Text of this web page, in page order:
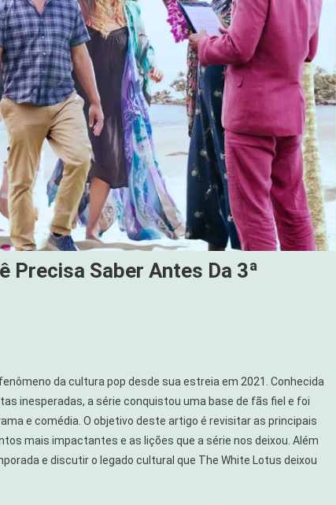
Precisa Saber Antes Da 3ª
da cultura pop desde sua estreia em 2021. Conhecida
inesperadas, a série conquistou uma base de fãs fiel e foi
e comédia. O objetivo deste artigo é revisitar as principais
mais impactantes e as lições que a série nos deixou. Além
e discutir o legado cultural que The White Lotus deixou